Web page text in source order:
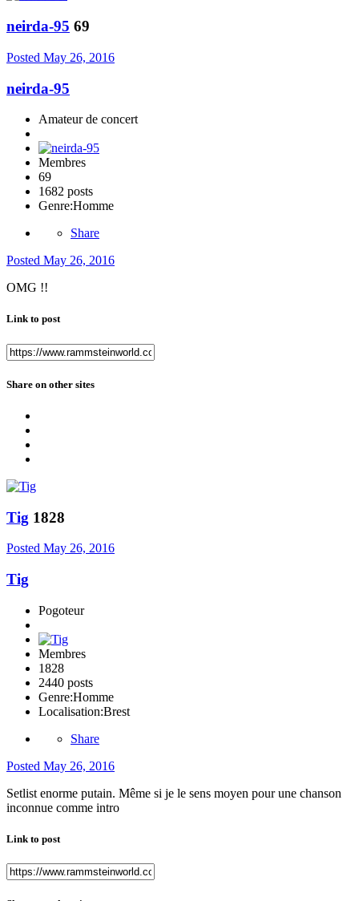
neirda-95 69
Posted May 26, 2016
neirda-95
Amateur de concert
Membres
69
1682 posts
Genre:Homme
Share
Posted May 26, 2016
OMG !!
Link to post
Share on other sites
Tig 1828
Posted May 26, 2016
Tig
Pogoteur
Membres
1828
2440 posts
Genre:Homme
Localisation:Brest
Share
Posted May 26, 2016
Setlist enorme putain. Même si je le sens moyen pour une chanson
inconnue comme intro
Link to post